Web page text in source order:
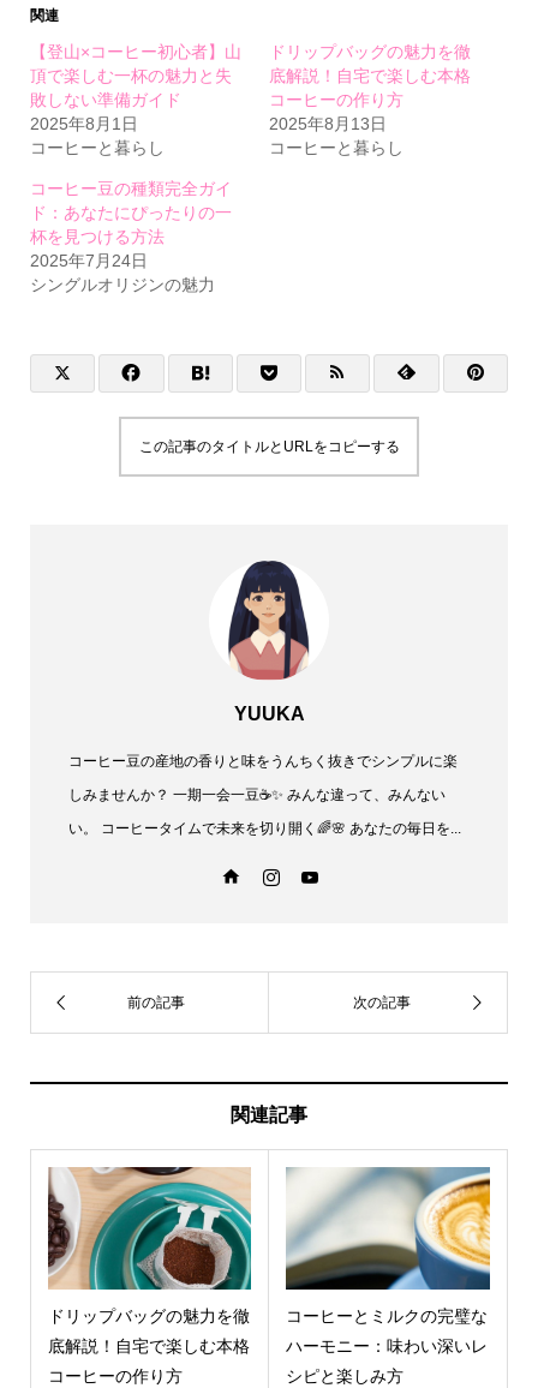
関連
【登山×コーヒー初心者】山
頂で楽しむ一杯の魅力と失
敗しない準備ガイド
2025年8月1日
コーヒーと暮らし
ドリップバッグの魅力を徹
底解説！自宅で楽しむ本格
コーヒーの作り方
2025年8月13日
コーヒーと暮らし
コーヒー豆の種類完全ガイ
ド：あなたにぴったりの一
杯を見つける方法
2025年7月24日
シングルオリジンの魅力
この記事のタイトルとURLをコピーする
YUUKA
コーヒー豆の産地の香りと味をうんちく抜きでシンプルに楽
しみませんか？ 一期一会一豆☕✨️ みんな違って、みんない
い。 コーヒータイムで未来を切り開く🌈🌸 あなたの毎日を...
関連記事
ドリップバッグの魅力を徹
底解説！自宅で楽しむ本格
コーヒーの作り方
コーヒーとミルクの完璧な
ハーモニー：味わい深いレ
シピと楽しみ方